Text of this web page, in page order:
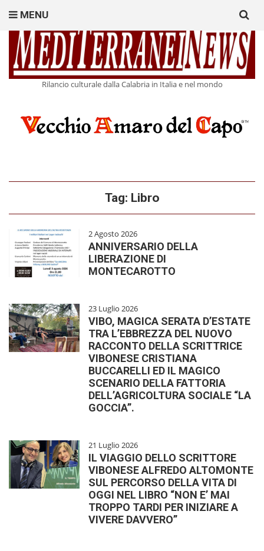
Rilancio culturale dalla Calabria in Italia e nel mondo
MENU
for:
Tag: Libro
2 Agosto 2026
ANNIVERSARIO DELLA
LIBERAZIONE DI
MONTECAROTTO
23 Luglio 2026
VIBO, MAGICA SERATA D’ESTATE
TRA L’EBBREZZA DEL NUOVO
RACCONTO DELLA SCRITTRICE
VIBONESE CRISTIANA
BUCCARELLI ED IL MAGICO
SCENARIO DELLA FATTORIA
DELL’AGRICOLTURA SOCIALE “LA
GOCCIA”.
21 Luglio 2026
IL VIAGGIO DELLO SCRITTORE
VIBONESE ALFREDO ALTOMONTE
SUL PERCORSO DELLA VITA DI
OGGI NEL LIBRO “NON E’ MAI
TROPPO TARDI PER INIZIARE A
VIVERE DAVVERO”